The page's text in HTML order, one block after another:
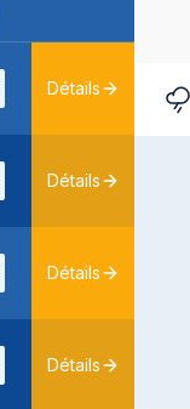
Détails
Détails
Détails
Détails